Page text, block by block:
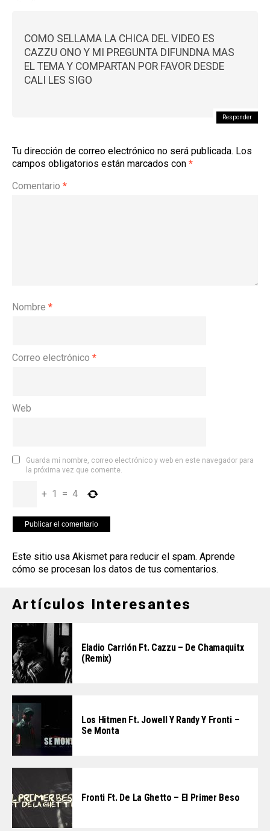
COMO SELLAMA LA CHICA DEL VIDEO ES
CAZZU ONO Y MI PREGUNTA DIFUNDNA MAS
EL TEMA Y COMPARTAN POR FAVOR DESDE
CALI LES SIGO
Responder
Tu dirección de correo electrónico no será publicada. Los
campos obligatorios están marcados con *
Comentario *
Nombre *
Correo electrónico *
Web
Guarda mi nombre, correo electrónico y web en este navegador para
la próxima vez que comente.
+ 1 = 4
Este sitio usa Akismet para reducir el spam. Aprende
cómo se procesan los datos de tus comentarios.
Artículos Interesantes
Eladio Carrión Ft. Cazzu – De Chamaquitx
(Remix)
Los Hitmen Ft. Jowell Y Randy Y Fronti –
Se Monta
Fronti Ft. De La Ghetto – El Primer Beso